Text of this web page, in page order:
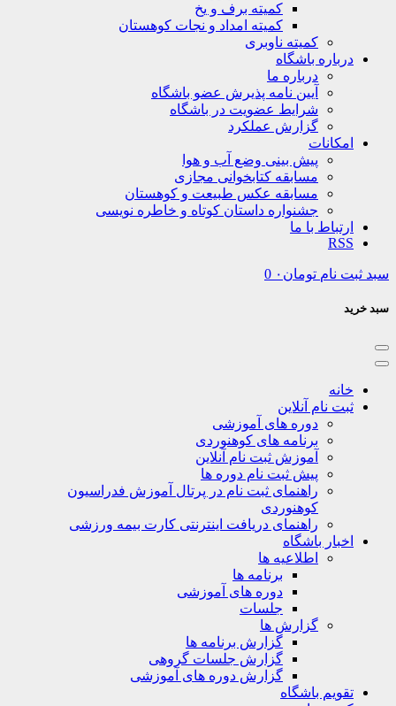
کمیته برف و یخ
کمیته امداد و نجات کوهستان
کمیته ناوبری
باشگاه
درباره ما
آیین نامه پذیرش عضو باشگاه
شرایط عضویت در باشگاه
گزارش عملکرد
پیش بینی وضع آب و هوا
مسابقه کتابخوانی مجازی
مسابقه عکس طبیعت و کوهستان
جشنواره داستان کوتاه و خاطره نویسی
با ما
تومان ۰ 0
نام آنلاین
دوره های آموزشی
برنامه های کوهنوردی
آموزش ثبت نام آنلاین
پیش ثبت نام دوره ها
راهنمای ثبت نام در پرتال آموزش فدراسیون
کوهنوردی
راهنمای دریافت اینترنتی کارت بیمه ورزشی
باشگاه
اطلاعیه ها
برنامه ها
دوره های آموزشی
جلسات
گزارش ها
گزارش برنامه ها
گزارش جلسات گروهی
گزارش دوره های آموزشی
باشگاه